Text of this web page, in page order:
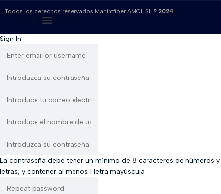
Todos los derechos reservados Manintfiber AMGL SL ® 2024
Sign In
La contraseña debe tener un mínimo de 8 caracteres de números y
letras, y contener al menos 1 letra mayúscula